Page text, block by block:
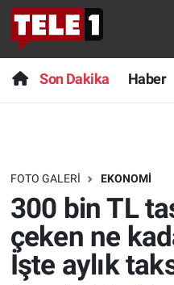
Son Dakika Haber
FOTO GALERI EKONOMI
300 bin TL
çeken ne
İşte aylık
Anında Manşet
Başka Sohbetler
Bilim turu
Bilim ve Teknoloji
Doğa Konuşuyor
Son Dakika
Haber
Dünya
Teknoloji
Sağlık
Nöbetçi Eczaneler
Hava Durumu
Trafik Durumu
Süper Lig Puan
Tüm Manşetler